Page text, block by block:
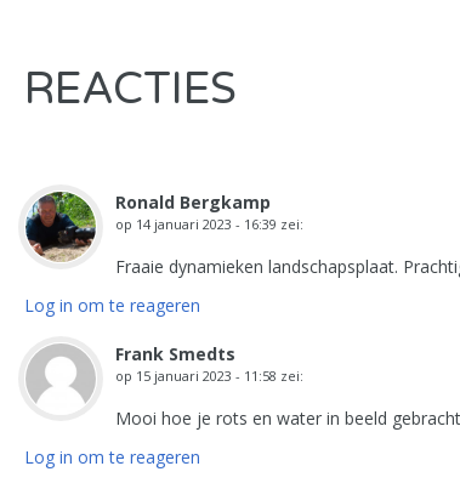
REACTIES
Ronald Bergkamp
op 14 januari 2023 - 16:39 zei:
Fraaie dynamieken landschapsplaat.
Log in om te reageren
Frank Smedts
op 15 januari 2023 - 11:58 zei:
Mooi hoe je rots en water in beeld
Log in om te reageren